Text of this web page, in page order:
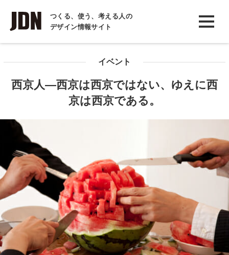
つくる、使う、考える人の
デザイン情報サイト
INTERVIEW
インタビュー
COLUMN
イベント
西京人―西京は西京ではない、ゆえに西
京は西京である。